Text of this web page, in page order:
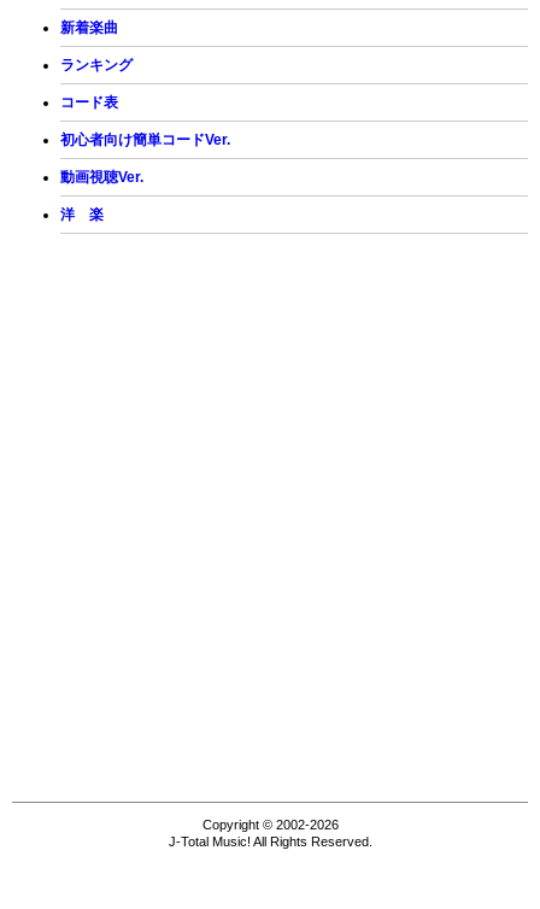
新着楽曲
ランキング
コード表
初心者向け簡単コードVer.
動画視聴Ver.
洋 楽
Copyright © 2002-2026
J-Total Music! All Rights Reserved.